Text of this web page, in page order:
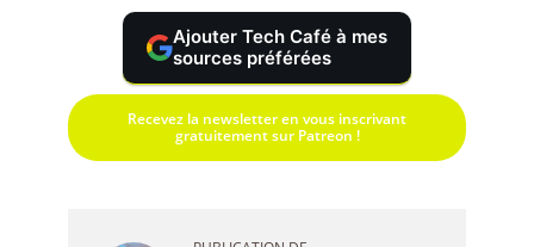
Ajouter Tech Café à mes
sources préférées
Recevez la newsletter en vous inscrivant
gratuitement sur Patreon !